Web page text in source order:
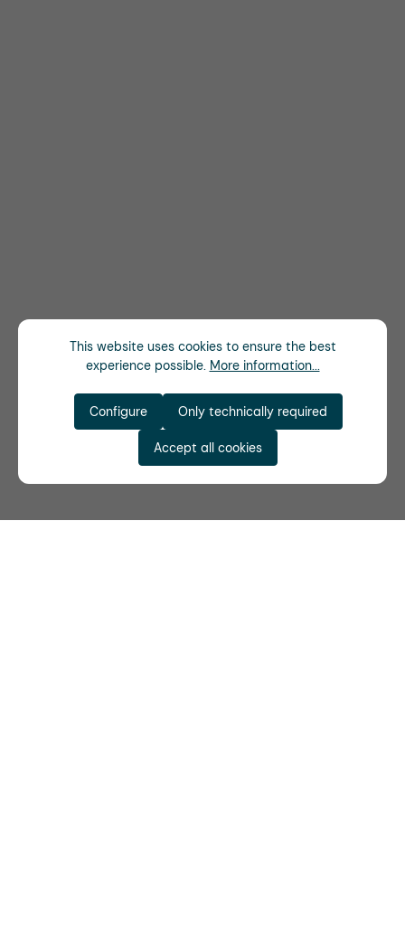
This website uses cookies to ensure the best
experience possible. More information...
Only technically required
Configure
Accept all cookies